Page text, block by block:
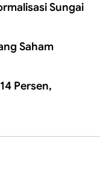
Sungai
Saham
Persen,